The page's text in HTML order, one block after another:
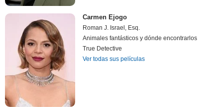
Carmen Ejogo
Roman J. Israel, Esq.
Animales fantásticos y dónde encontrarlos
True Detective
Ver todas sus películas